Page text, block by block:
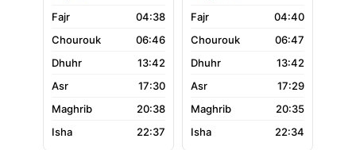
04:38
06:46
13:42
17:30
20:38
22:37
04:40
06:47
13:42
17:29
20:35
22:34